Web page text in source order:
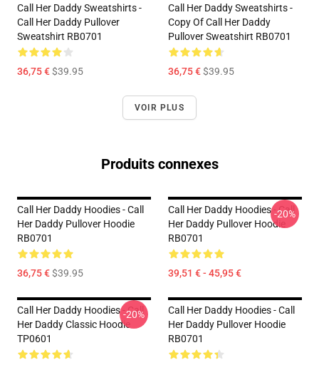
Call Her Daddy Sweatshirts -
Call Her Daddy Pullover
Sweatshirt RB0701
36,75 €$39.95
Call Her Daddy Sweatshirts -
Copy Of Call Her Daddy
Pullover Sweatshirt RB0701
36,75 €$39.95
VOIR PLUS
Produits connexes
Call Her Daddy Hoodies - Call
Her Daddy Pullover Hoodie
RB0701
36,75 €$39.95
Call Her Daddy Hoodies - Call
Her Daddy Pullover Hoodie
RB0701
39,51 € - 45,95 €
-20%
Call Her Daddy Hoodies - Call
Her Daddy Classic Hoodie
TP0601
-20%
Call Her Daddy Hoodies - Call
Her Daddy Pullover Hoodie
RB0701